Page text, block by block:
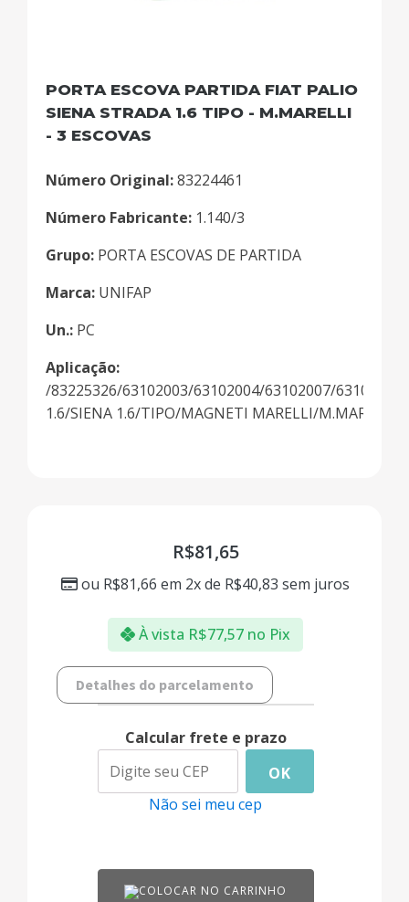
PORTA ESCOVA PARTIDA FIAT PALIO
SIENA STRADA 1.6 TIPO - M.MARELLI
- 3 ESCOVAS
Número Original:83224461
Número Fabricante: 1.140/3
Grupo: PORTA ESCOVAS DE PARTIDA
Marca: UNIFAP
Un.: PC
Aplicação:
/83225326/63102003/63102004/63102007/
1.6/SIENA 1.6/TIPO/MAGNETI MARELLI/M.MARELLI/
R$81,65
ou R$81,66 em 2x de R$40,83 sem juros
À vista R$77,57 no Pix
Detalhes do parcelamento
Calcular frete e prazo
OK
Não sei meu cep
COLOCAR NO CARRINHO